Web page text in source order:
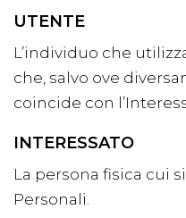
UTENTE
L’individuo che
che, salvo ove
coincide con
INTERESSATO
La persona fisica cui
Personali.